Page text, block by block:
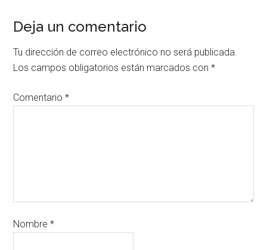
Deja un comentario
Tu dirección de correo electrónico no será publicada.
Los campos obligatorios están marcados con*
Comentario*
Nombre*